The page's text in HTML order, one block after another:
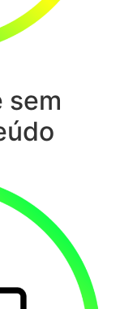
sem